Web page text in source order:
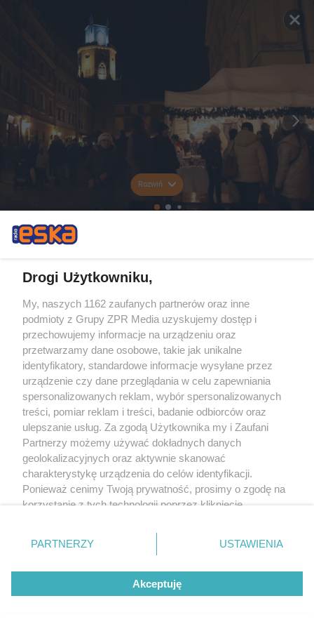
Rozwiń
Drogi Użytkowniku,
My, naszych 1162 zaufanych partnerów oraz inne
podmioty z Grupy ZPR Media uzyskujemy dostęp i
przechowujemy informacje na urządzeniu oraz
przetwarzamy dane osobowe, takie jak unikalne
identyfikatory, standardowe informacje wysyłane przez
urządzenie czy dane przeglądania w celu zapewniania
spersonalizowanych reklam, wybór spersonalizowanych
treści, pomiar reklam i treści, badanie odbiorców oraz
ulepszanie usług. Za zgodą Użytkownika my i Zaufani
Partnerzy możemy używać dokładnych danych
geolokalizacyjnych oraz aktywnie skanować
charakterystykę urządzenia do celów identyfikacji.
Ponieważ cenimy Twoją prywatność, prosimy o zgodę na
korzystanie z tych technologii poprzez kliknięcie
zmienić/wycofać klikając przycisk ustawień prywatności
znajdujący się w lewym dolnym rogu strony
rodzaje przetwarzania danych nie wymagają zgody
użytkownika, ale masz prawo sprzeciwić się takiemu
przetwarzaniu. Preferencje będą miały zastosowanie tylko
PARTNERZY USTAWIENIA
Akceptuję